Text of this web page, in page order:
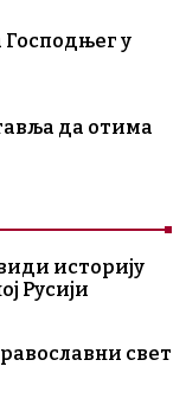
у
да отима
историју
Русији
свет